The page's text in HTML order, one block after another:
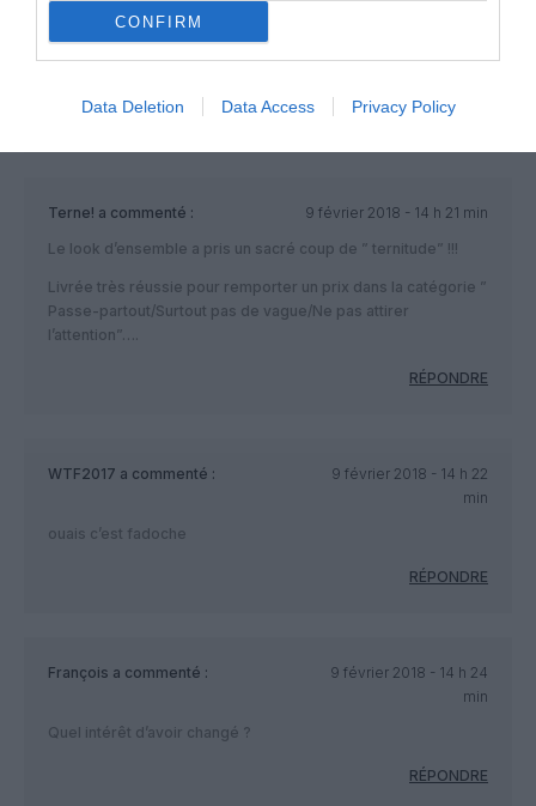
CONFIRM
Data Deletion Data Access Privacy Policy
RÉPONDRE
Terne! a commenté :
9 février 2018 - 14 h 21 min
Le look d’ensemble a pris un sacré coup de ” ternitude” !!!
Livrée très réussie pour remporter un prix dans la catégorie ”
Passe-partout/Surtout pas de vague/Ne pas attirer
l’attention”….
RÉPONDRE
WTF2017 a commenté :
9 février 2018 - 14 h 22
min
ouais c’est fadoche
RÉPONDRE
François a commenté :
9 février 2018 - 14 h 24
min
Quel intérêt d’avoir changé ?
RÉPONDRE